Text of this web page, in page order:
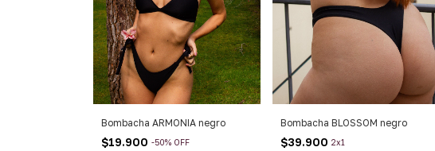
Bombacha ARMONIA negro
$19.900 -50% OFF
Bombacha BLOSSOM negro
$39.900 2x1